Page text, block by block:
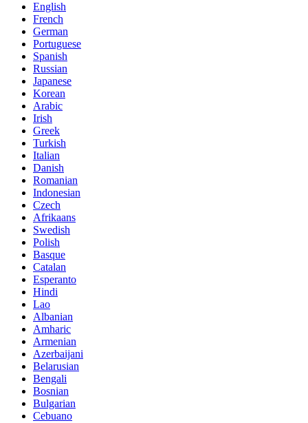
English
French
German
Portuguese
Spanish
Russian
Japanese
Korean
Arabic
Irish
Greek
Turkish
Italian
Danish
Romanian
Indonesian
Czech
Afrikaans
Swedish
Polish
Basque
Catalan
Esperanto
Hindi
Lao
Albanian
Amharic
Armenian
Azerbaijani
Belarusian
Bengali
Bosnian
Bulgarian
Cebuano